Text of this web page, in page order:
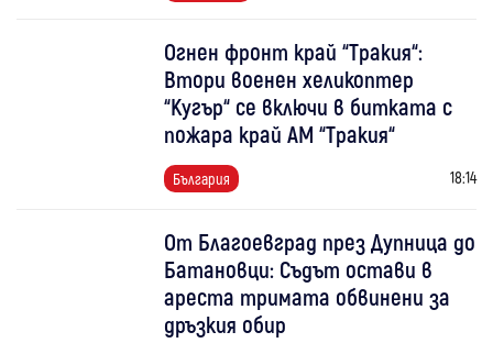
Огнен фронт край “Тракия“:
Втори военен хеликоптер
“Кугър“ се включи в битката с
пожара край АМ “Тракия“
България 18:14
От Благоевград през Дупница до
Батановци: Съдът остави в
ареста тримата обвинени за
дръзкия обир